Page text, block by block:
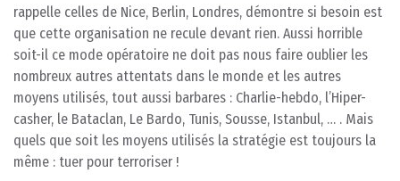
rappelle celles de Nice, Berlin, Londres, démontre si besoin est
que cette organisation ne recule devant rien. Aussi horrible
soit-il ce mode opératoire ne doit pas nous faire oublier les
nombreux autres attentats dans le monde et les autres
moyens utilisés, tout aussi barbares : Charlie-hebdo, l’Hiper-
casher, le Bataclan, Le Bardo, Tunis, Sousse, Istanbul, … . Mais
quels que soit les moyens utilisés la stratégie est toujours la
même : tuer pour terroriser !